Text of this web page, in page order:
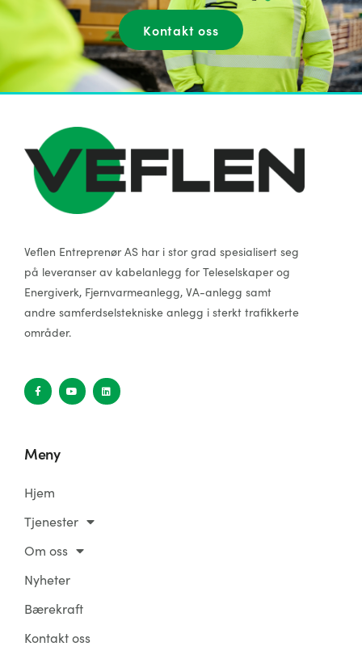
Kontakt oss
Veflen Entreprenør AS har i stor grad spesialisert seg
på leveranser av kabelanlegg for Teleselskaper og
Energiverk, Fjernvarmeanlegg, VA-anlegg samt
andre samferdselstekniske anlegg i sterkt trafikkerte
områder.
Meny
Hjem
Tjenester
Om oss
Nyheter
Bærekraft
Kontakt oss